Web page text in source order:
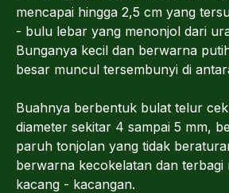
mencapai hingga 2,5 cm yang
- bulu lebar yang menonjol dari
Bunganya kecil dan berwarna
besar muncul tersembunyi di
Buahnya berbentuk bulat telur
diameter sekitar 4 sampai 5 mm,
paruh tonjolan yang tidak
berwarna kecokelatan dan terbagi
kacang - kacangan.